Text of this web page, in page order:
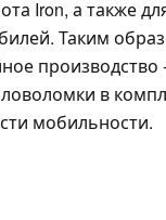
Iron, а также
Таким
производство
в
мобильности.